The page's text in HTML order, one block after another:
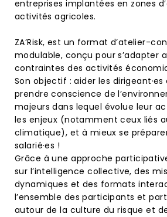
entreprises implantées en zones
activités agricoles.
ZA’Risk, est un format d’atelier-
modulable, conçu pour s’adapter
contraintes des activités
Son objectif : aider les
prendre conscience de
majeurs dans lequel évolue leur
les enjeux (notamment ceux liés
climatique), et à mieux se
salarié·es !
Grâce à une approche participative,
sur l’intelligence collective, des
dynamiques et des formats
l’ensemble des participants et
autour de la culture du risque et